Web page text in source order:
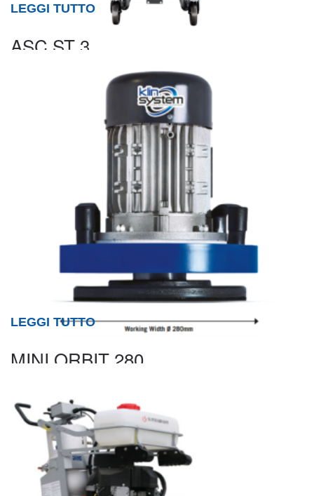
ASC ST 3
LEGGI TUTTO
MINI ORBIT 280
LEGGI TUTTO